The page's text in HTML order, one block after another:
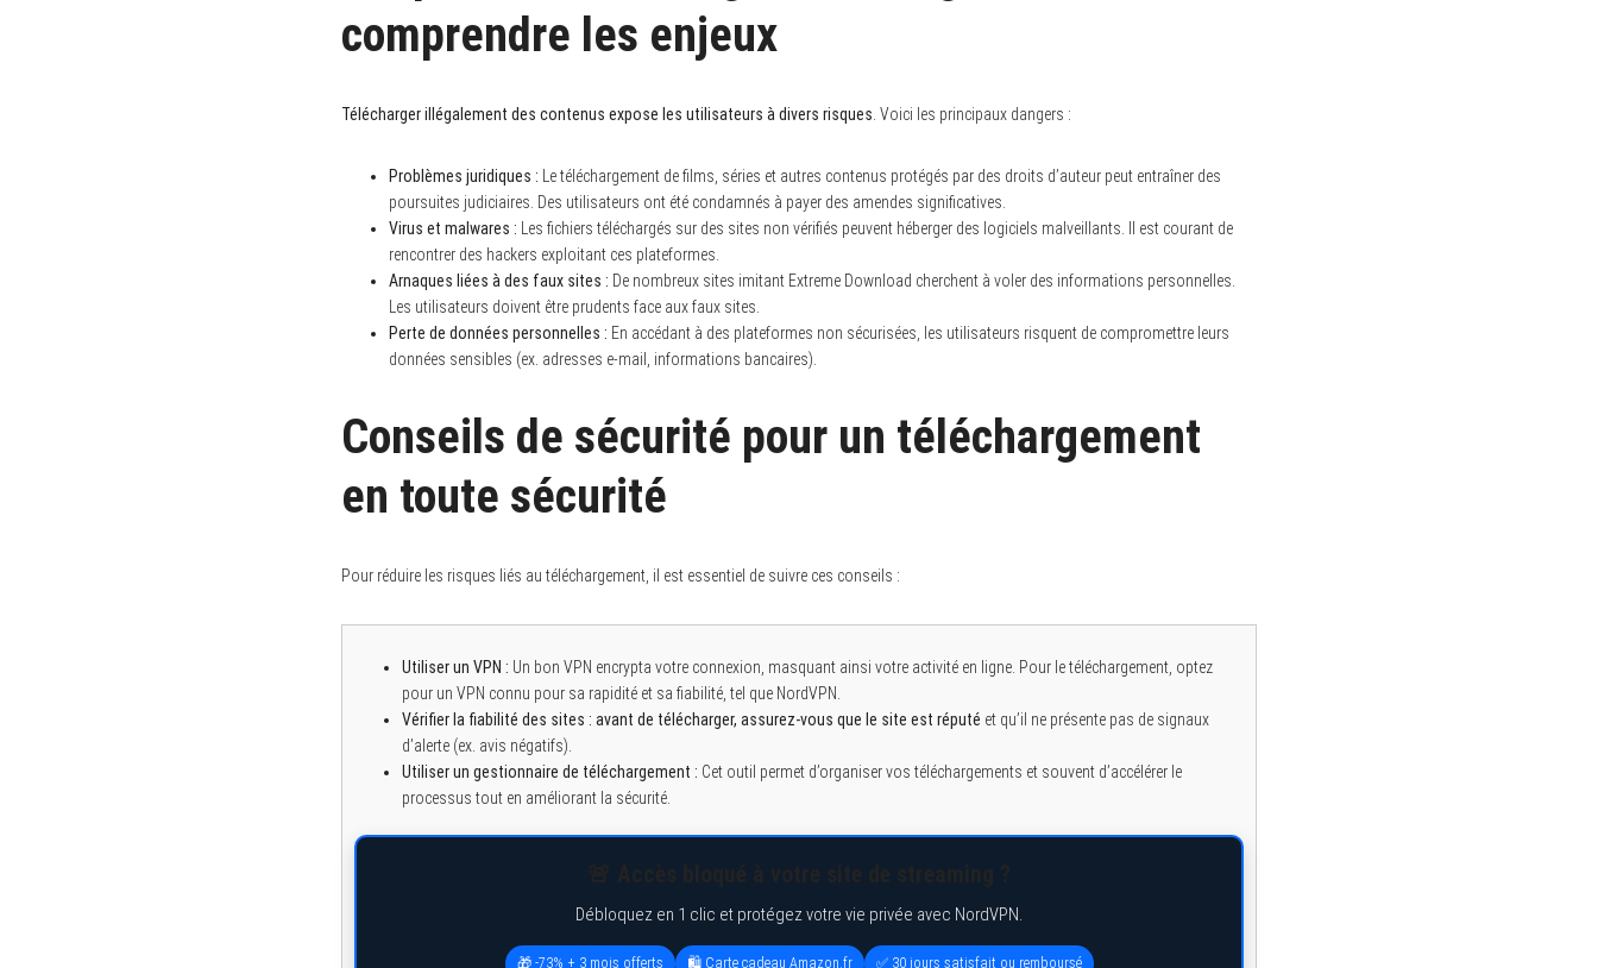
comprendre les enjeux
Télécharger illégalement des contenus expose les utilisateurs à divers risques . Voici les principaux dangers :
Problèmes juridiques : Le téléchargement de films, séries et autres contenus protégés par des droits d’auteur peut entraîner des
poursuites judiciaires. Des utilisateurs ont été condamnés à payer des amendes significatives.
Virus et malwares : Les fichiers téléchargés sur des sites non vérifiés peuvent héberger des logiciels malveillants. Il est courant de
rencontrer des hackers exploitant ces plateformes.
Arnaques liées à des faux sites : De nombreux sites imitant Extreme Download cherchent à voler des informations personnelles.
Les utilisateurs doivent être prudents face aux faux sites.
Perte de données personnelles : En accédant à des plateformes non sécurisées, les utilisateurs risquent de compromettre leurs
données sensibles (ex. adresses e-mail, informations bancaires).
Conseils de sécurité pour un téléchargement
en toute sécurité
Pour réduire les risques liés au téléchargement, il est essentiel de suivre ces conseils :
Utiliser un VPN : Un bon VPN encrypta votre connexion, masquant ainsi votre activité en ligne. Pour le téléchargement, optez
pour un VPN connu pour sa rapidité et sa fiabilité, tel que NordVPN.
Vérifier la fiabilité des sites : avant de télécharger, assurez-vous que le site est réputé et qu’il ne présente pas de signaux
d’alerte (ex. avis négatifs).
Utiliser un gestionnaire de téléchargement : Cet outil permet d’organiser vos téléchargements et souvent d’accélérer le
processus tout en améliorant la sécurité.
Débloquez en 1 clic et protégez votre vie privée avec NordVPN.
🎁 -73% + 3 mois offerts 🛍️ Carte cadeau Amazon.fr ✅ 30 jours satisfait ou remboursé